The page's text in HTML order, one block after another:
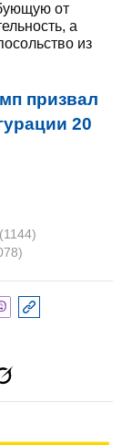
от
а
из
призвал
20
(1144)